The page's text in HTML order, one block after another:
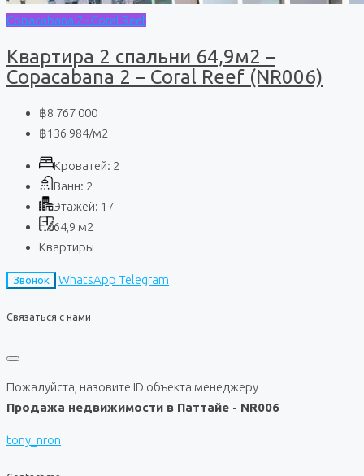
Copacabana 2 - Coral Reef
Квартира 2 спальни 64,9м2 –
Copacabana 2 – Coral Reef (NR006)
฿8 767 000
฿136 984/м2
Кроватей: 2
Ванн: 2
Этажей: 17
64,9 м2
Квартиры
Звонок WhatsApp Telegram
Связаться с нами
Пожалуйста, назовите ID объекта менеджеру
Продажа недвижимости в Паттайе - NR006
tony_nron